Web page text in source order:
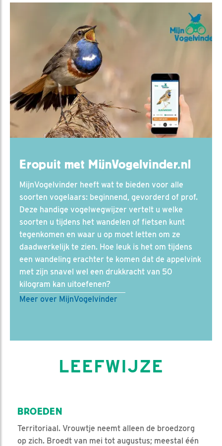
Eropuit met MijnVogelvinder.nl
MijnVogelvinder heeft wat te bieden voor alle
soorten vogelaars: beginnend, gevorderd of prof.
Deze handige vogelwegwijzer vertelt u welke
soorten u tijdens het wandelen of fietsen kunt
tegenkomen en waar u op moet letten om ze
daadwerkelijk te zien. Hoe leuk is het om tijdens
een wandeling erachter te komen dat de appelvink
met zijn snavel wel een drukkracht van 50
kilogram kan uitoefenen?
Meer over MijnVogelvinder
LEEFWIJZE
BROEDEN
Territoriaal. Vrouwtje neemt alleen de broedzorg
op zich. Broedt van mei tot augustus; meestal één